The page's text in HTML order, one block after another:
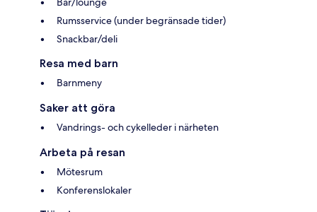
Rumsservice (under begränsade tider)
Snackbar/deli
Resa med barn
Barnmeny
Saker att göra
Vandrings- och cykelleder i närheten
Arbeta på resan
Mötesrum
Konferenslokaler